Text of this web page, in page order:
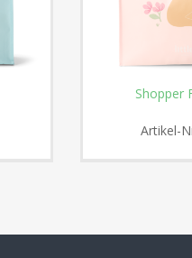
Shopper
Artikel-